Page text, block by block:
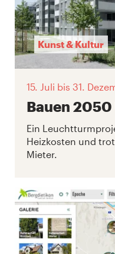
Kunst & Kultur
15. Juli bis 31.
Bauen
Ein
Heizkosten und
Mieter.